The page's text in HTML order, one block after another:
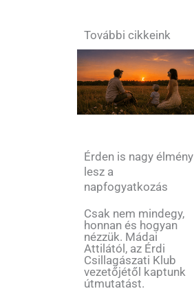
További cikkeink
Érden is nagy élmény
lesz a
napfogyatkozás
Csak nem mindegy,
honnan és hogyan
nézzük. Mádai
Attilától, az Érdi
Csillagászati Klub
vezetőjétől kaptunk
útmutatást.